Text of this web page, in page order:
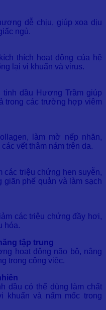
dễ chịu, giúp xoa dịu
ngủ.
thích hoạt động của hệ
lại vi khuẩn và virus.
dầu Hương Trầm giúp
trong các trường hợp viêm
làm mờ nếp nhăn,
vết thâm nám trên da.
các triệu chứng hen suyễn,
giãn phế quản và làm sạch
các triệu chứng đầy hơi,
hóa.
tập trung
hoạt động não bộ, nâng
trong công việc.
dầu có thể dùng làm chất
khuẩn và nấm mốc trong